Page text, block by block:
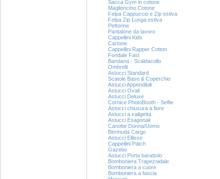
Sacca Gym in cotone
Maglioncino Cotone
Felpa Cappuccio e Zip estiva
Felpa Zip Lunga estiva
Pettorine
Pantalone da lavoro
Cappellini Kids
Cartone
Cappellini Rapper Cotton
Fondale Fast
Bandana - Scaldacollo
Ombrelli
Astucci Standard
Scatole Base & Coperchio
Astucci Appendibili
Astucci Ovali
Astucci Deluxe
Cornice PhotoBooth - Selfie
Astucci chiusura a fiore
Astucci a valigetta
Astucci Esagonali
Canotte Donna/Uomo
Bermuda Cargo
Astucci Ellisse
Cappellini Patch
Gazebo
Astucci Porta barattolo
Bomboniera Trapezoidale
Bomboniera a cuore
Bomboniera a fascia